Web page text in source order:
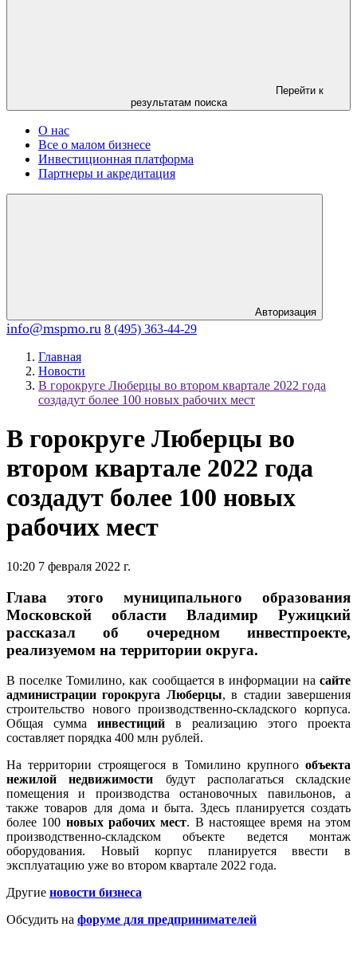
Перейти к
результатам поиска
О нас
Все о малом бизнесе
Инвестиционная платформа
Партнеры и акредитация
Авторизация
info@mspmo.ru 8 (495) 363-44-29
Главная
Новости
В горокруге Люберцы во втором квартале 2022 года
создадут более 100 новых рабочих мест
В горокруге Люберцы во
втором квартале 2022 года
создадут более 100 новых
рабочих мест
10:20 7 февраля 2022 г.
Глава этого муниципального образования
Московской области Владимир Ружицкий
рассказал об очередном инвестпроекте,
реализуемом на территории округа.
В поселке Томилино, как сообщается в информации на сайте
администрации горокруга Люберцы, в стадии завершения
строительство нового производственно-складского корпуса.
Общая сумма инвестиций в реализацию этого проекта
составляет порядка 400 млн рублей.
На территории строящегося в Томилино крупного объекта
нежилой недвижимости будут располагаться складские
помещения и производства остановочных павильонов, а
также товаров для дома и быта. Здесь планируется создать
более 100 новых рабочих мест. В настоящее время на этом
производственно-складском объекте ведется монтаж
оборудования. Новый корпус планируется ввести в
эксплуатацию уже во втором квартале 2022 года.
Другие новости бизнеса
Обсудить на форуме для предпринимателей